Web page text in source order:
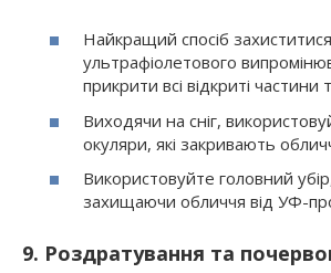
Найкращий спосіб
ультрафіолетового
прикрити всі відкриті частини
Виходячи на сніг,
окуляри, які закривають
Використовуйте головний убір,
захищаючи обличчя від УФ-
9. Роздратування та